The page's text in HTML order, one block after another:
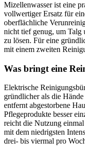
Mizellenwasser ist eine
vollwertiger Ersatz für
oberflächliche
nicht tief genug, um Talg
zu lösen. Für eine
mit einem zweiten
Was bringt eine
Elektrische
gründlicher als die
entfernt abgestorbene
Pflegeprodukte besser
reicht die Nutzung
mit dem niedrigsten
drei- bis viermal pro